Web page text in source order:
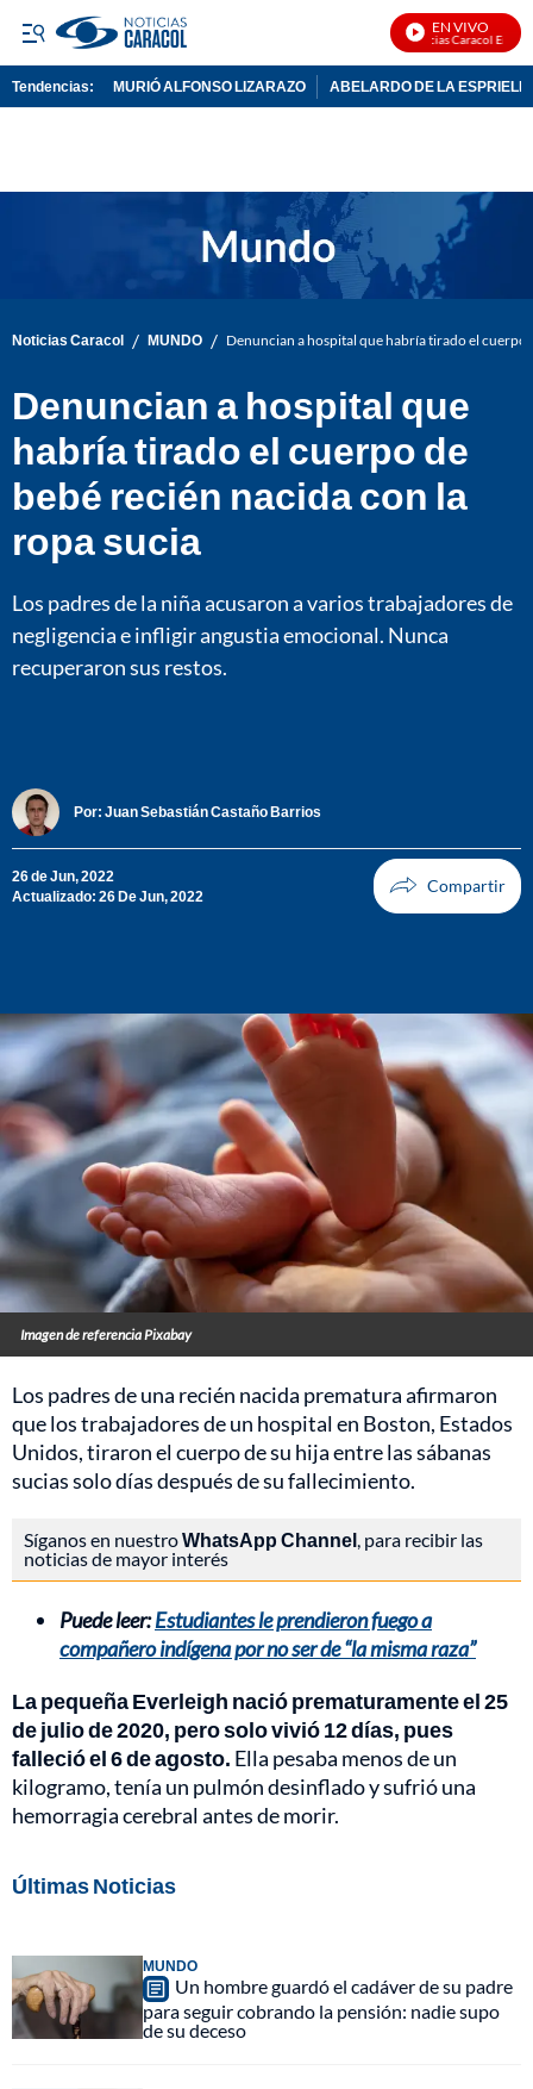
EN VIVO
Noticias Caracol En Vivo
Tendencias: MURIÓ ALFONSO LIZARAZO ABELARDO DE LA
Noticias Caracol / MUNDO / Denuncian a hospital que habría tirado el cuerpo
Denuncian a hospital que
habría tirado el cuerpo de
bebé recién nacida con la
ropa sucia
Los padres de la niña acusaron a varios trabajadores de
negligencia e infligir angustia emocional. Nunca
recuperaron sus restos.
Por: Juan Sebastián Castaño Barrios
26 de Jun, 2022
Actualizado: 26 De Jun, 2022
Imagen de referencia Pixabay
Los padres de una recién nacida prematura afirmaron
que los trabajadores de un hospital en Boston, Estados
Unidos, tiraron el cuerpo de su hija entre las sábanas
sucias solo días después de su fallecimiento.
Síganos en nuestroWhatsApp Channel, para recibir las
noticias de mayor interés
Puede leer:Estudiantes le prendieron fuego a
compañero indígena por no ser de “la misma raza”
La pequeña Everleigh nació prematuramente el 25
de julio de 2020, pero solo vivió 12 días, pues
falleció el 6 de agosto. Ella pesaba menos de un
kilogramo, tenía un pulmón desinflado y sufrió una
hemorragia cerebral antes de morir.
Últimas Noticias
MUNDO
Un hombre guardó el cadáver de su padre
para seguir cobrando la pensión: nadie supo
de su deceso